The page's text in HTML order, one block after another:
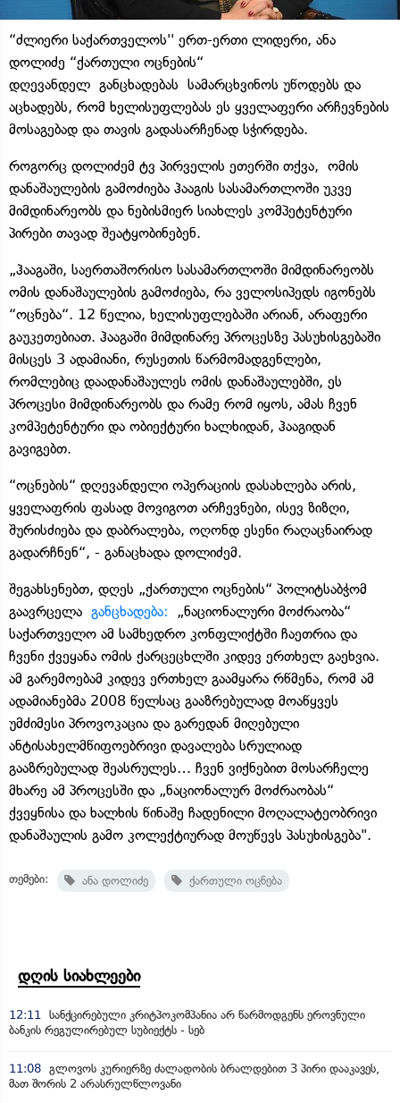
“ძლიერი საქართველოს'' ერთ-ერთი ლიდერი, ანა
დოლიძე “ქართული ოცნების“
დღევანდელ განცხადებას სამარცხვინოს უწოდებს და
აცხადებს, რომ ხელისუფლებას ეს ყველაფერი არჩევნების
მოსაგებად და თავის გადასარჩენად სჭირდება.
როგორც დოლიძემ ტვ პირველის ეთერში თქვა, ომის
დანაშაულების გამოძიება ჰააგის სასამართლოში უკვე
მიმდინარეობს და ნებისმიერ სიახლეს კომპეტენტური
პირები თავად შეატყობინებენ.
„ჰააგაში, საერთაშორისო სასამართლოში მიმდინარეობს
ომის დანაშაულების გამოძიება, რა ველოსიპედს იგონებს
“ოცნება“. 12 წელია, ხელისუფლებაში არიან, არაფერი
გაუკეთებიათ. ჰააგაში მიმდინარე პროცესზე პასუხისგებაში
მისცეს 3 ადამიანი, რუსეთის წარმომადგენლები,
რომლებიც დაადანაშაულეს ომის დანაშაულებში, ეს
პროცესი მიმდინარეობს და რამე რომ იყოს, ამას ჩვენ
კომპეტენტური და ობიექტური ხალხიდან, ჰააგიდან
გავიგებთ.
“ოცნების“ დღევანდელი ოპერაციის დასახლება არის,
ყველაფრის ფასად მოვიგოთ არჩევნები, ისევ ზიზღი,
შურისძიება და დაბრალება, ოღონდ ესენი რაღაცნაირად
გადარჩნენ“, - განაცხადა დოლიძემ.
შეგახსენებთ, დღეს „ქართული ოცნების“ პოლიტსაბჭომ
გაავრცელა განცხადება:
„ნაციონალური მოძრაობა“
საქართველო ამ სამხედრო კონფლიქტში ჩაეთრია და
ჩვენი ქვეყანა ომის ქარცეცხლში კიდევ ერთხელ გაეხვია.
ამ გარემოებამ კიდევ ერთხელ გაამყარა რწმენა, რომ ამ
ადამიანებმა 2008 წელსაც გააზრებულად მოაწყვეს
უმძიმესი პროვოკაცია და გარედან მიღებული
ანტისახელმწიფოებრივი დავალება სრულიად
გააზრებულად შეასრულეს… ჩვენ ვიქნებით მოსარჩელე
მხარე ამ პროცესში და „ნაციონალურ მოძრაობას“
ქვეყნისა და ხალხის წინაშე ჩადენილი მოღალატეობრივი
დანაშაულის გამო კოლექტიურად მოუწევს პასუხისგება".
თემები: ანა დოლიძე ქართული ოცნება
დღის სიახლეები
12:11
სანქცირებული კრიტპოკომპანია არ წარმოდგენს ეროვნული
ბანკის რეგულირებულ სუბიექტს - სებ
11:08 გლოვოს კურიერზე ძალადობის ბრალდებით 3 პირი დააკავეს,
მათ შორის 2 არასრულწლოვანი